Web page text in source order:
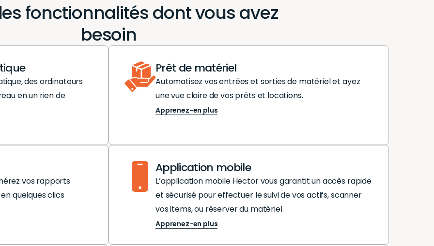
fonctionnalités dont vous avez
besoin
des ordinateurs
en un rien de
Prêt de matériel
Automatisez vos entrées et sorties de matériel et ayez
une vue claire de vos prêts et locations.
Apprenez-en plus
vos rapports
quelques clics
Application mobile
L’application mobile Hector vous garantit un accès rapide
et sécurisé pour effectuer le suivi de vos actifs, scanner
vos items, ou réserver du matériel.
Apprenez-en plus